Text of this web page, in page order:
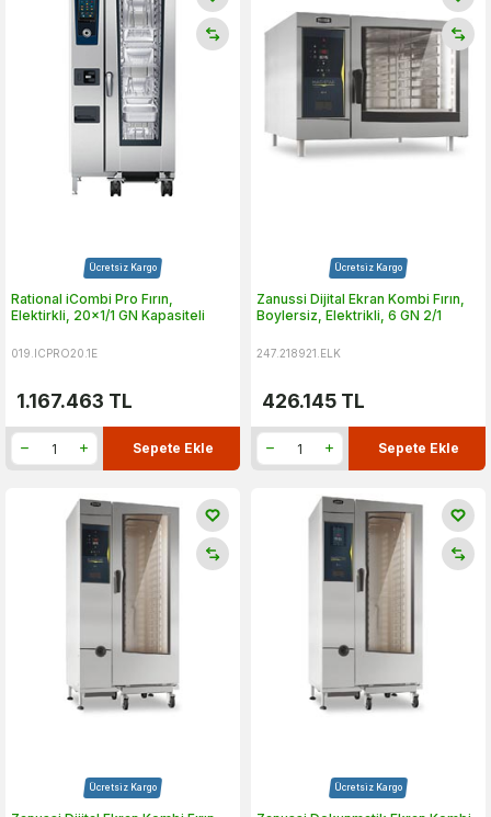
Ücretsiz Kargo
Rational iCombi Pro Fırın,
Elektirkli, 20x1/1 GN Kapasiteli
019.ICPRO20.1E
1.167.463 TL
Sepete Ekle
Ücretsiz Kargo
Zanussi Dijital Ekran Kombi Fırın,
Boylersiz, Elektrikli, 6 GN 2/1
247.218921.ELK
426.145 TL
Sepete Ekle
Ücretsiz Kargo Ücretsiz Kargo